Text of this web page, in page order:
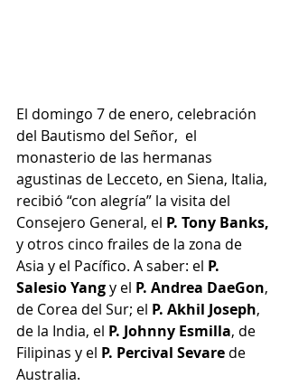
El domingo 7 de enero, celebración
del Bautismo del Señor,  el
monasterio de las hermanas
agustinas de Lecceto, en Siena, Italia,
recibió “con alegría” la visita del
Consejero General, el P. Tony Banks,
y otros cinco frailes de la zona de
Asia y el Pacífico. A saber: el P.
Salesio Yang y el P. Andrea DaeGon,
de Corea del Sur; el P. Akhil Joseph,
de la India, el P. Johnny Esmilla, de
Filipinas y el P. Percival Sevare de
Australia.